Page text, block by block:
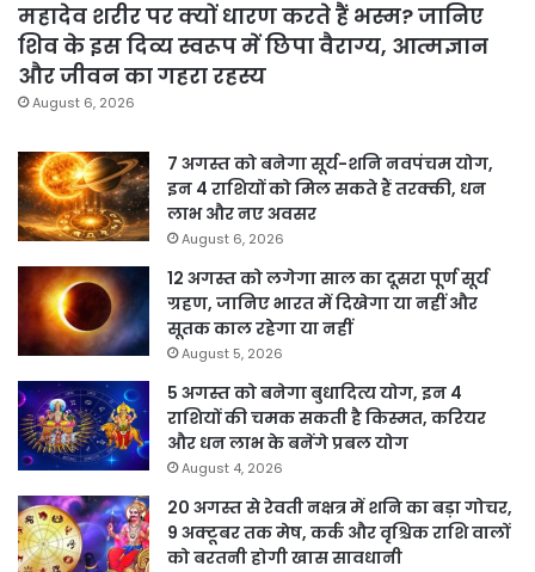
महादेव शरीर पर क्यों धारण करते हैं भस्म? जानिए
शिव के इस दिव्य स्वरूप में छिपा वैराग्य, आत्मज्ञान
और जीवन का गहरा रहस्य
August 6, 2026
7 अगस्त को बनेगा सूर्य-शनि नवपंचम योग,
इन 4 राशियों को मिल सकते हैं तरक्की, धन
लाभ और नए अवसर
August 6, 2026
12 अगस्त को लगेगा साल का दूसरा पूर्ण सूर्य
ग्रहण, जानिए भारत में दिखेगा या नहीं और
सूतक काल रहेगा या नहीं
August 5, 2026
5 अगस्त को बनेगा बुधादित्य योग, इन 4
राशियों की चमक सकती है किस्मत, करियर
और धन लाभ के बनेंगे प्रबल योग
August 4, 2026
20 अगस्त से रेवती नक्षत्र में शनि का बड़ा गोचर,
9 अक्टूबर तक मेष, कर्क और वृश्चिक राशि वालों
को बरतनी होगी खास सावधानी